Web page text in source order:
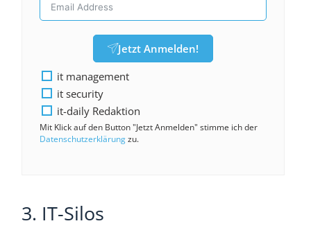
Jetzt Anmelden!
it management
it security
it-daily Redaktion
Mit Klick auf den Button "Jetzt Anmelden" stimme ich der
Datenschutzerklärungzu.
3. IT-Silos